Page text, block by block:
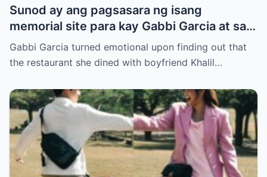
Sunod ay ang pagsasara ng isang
memorial site para kay Gabbi Garcia at sa
kanyang kasintahan.
Gabbi Garcia turned emotional upon finding out that
the restaurant she dined with boyfriend Khalil…